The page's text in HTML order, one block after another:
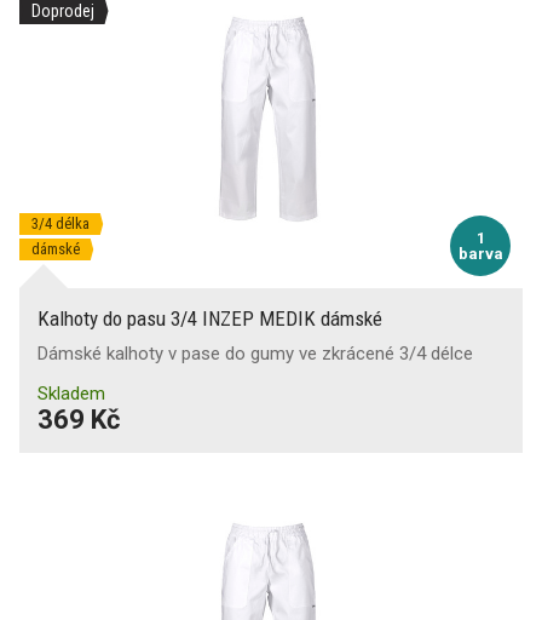
Doprodej
1
barva
3/4 délka
dámské
Kalhoty do pasu 3/4 INZEP MEDIK dámské
Dámské kalhoty v pase do gumy ve zkrácené 3/4 délce
Skladem
369 Kč